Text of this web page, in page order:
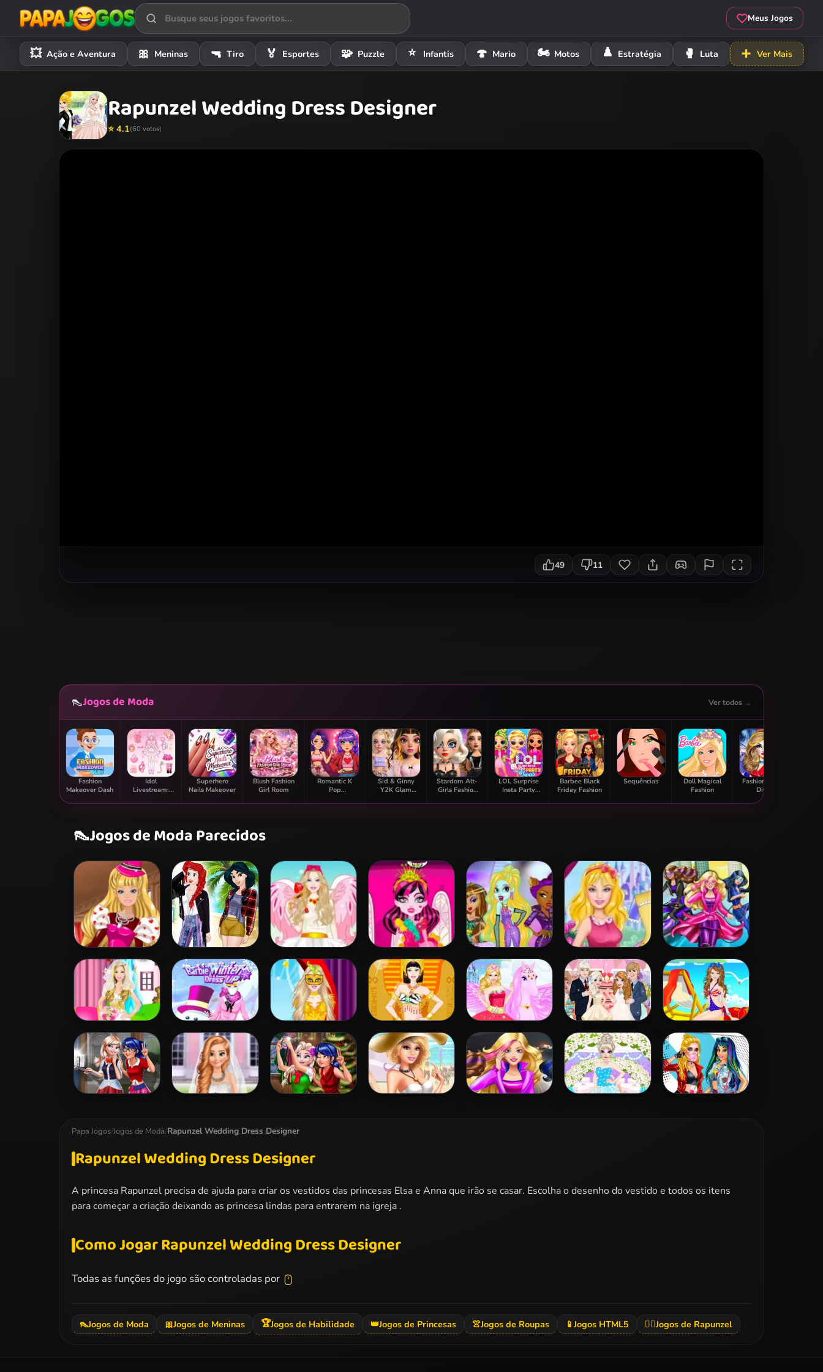
Meus Jogos
💥 Ação e Aventura 🎀 Meninas 🔫 Tiro 🏅 Esportes 🧩 Puzzle ⭐ Infantis 🍄 Mario 🏍️ Motos ♟️ Estratégia 🥊 Luta ➕ Ver Mais
Rapunzel Wedding Dress Designer
⭐ 4.1(60 votos)
49 11
👠Jogos de Moda Ver todos →
Fashion
Makeover Dash
Idol
Livestream:
Superhero
Nails Makeover
Blush Fashion
Girl Room
Romantic K
Pop
Sid & Ginny
Y2K Glam
Stardom Alt-
Girls Fashion
LOL Surprise
Insta Party
Barbee Black
Friday Fashion
Sequências
Doll Magical
Fashion
Fashion Cover
Diva
👠Jogos de Moda Parecidos
Barbie's
Valentine's
Patchwork Dress
Princess
Coachella Style
Dress 1
Barbie Love Dress
Up
Draculaura
Princess Dress Up
Princess Vs
Monster
Supermodel
Battle
Disney Princess
Design
Barbara Spy
Squad Dress up
Barbie Bride
Dress Up
Barbie Winter
Dress Up
Barbie
Masquerade
Dress Up
Barbie Egyptian
Princess Dress Up
Barbie And The
Pegasus
Elsa And Anna
Wedding Party
Barbie Colorful
Swimsuits Dress
Up
Papa Jogos/Jogos de Moda/Rapunzel Wedding Dress Designer
Rapunzel Wedding Dress Designer
A princesa Rapunzel precisa de ajuda para criar os vestidos das princesas Elsa e Anna que irão se casar. Escolha o desenho do vestido e todos os itens
para começar a criação deixando as princesa lindas para entrarem na igreja .
Como Jogar Rapunzel Wedding Dress Designer
Todas as funções do jogo são controladas por
👠Jogos de Moda 🎀Jogos de Meninas 🏆Jogos de Habilidade 👑Jogos de Princesas 👚Jogos de Roupas 📱 Jogos HTML5 👱‍♀️Jogos de Rapunzel